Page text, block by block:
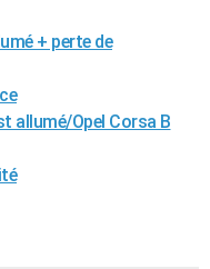
+ perte de
allumé/Opel Corsa B